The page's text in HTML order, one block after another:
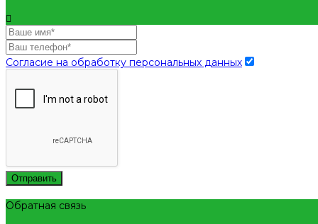
Согласие на обработку персональных данных
Отправить
Обратная связь